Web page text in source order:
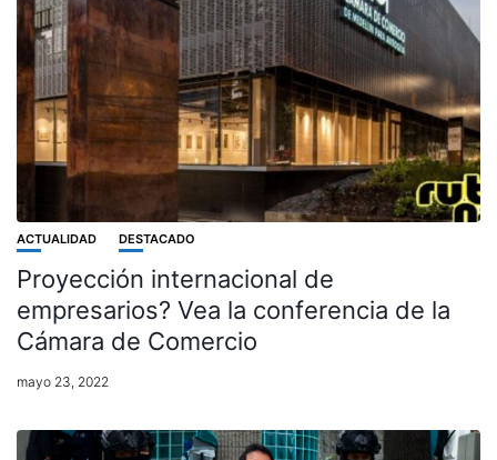
ACTUALIDAD DESTACADO
Proyección internacional de
empresarios? Vea la conferencia de la
Cámara de Comercio
mayo 23, 2022